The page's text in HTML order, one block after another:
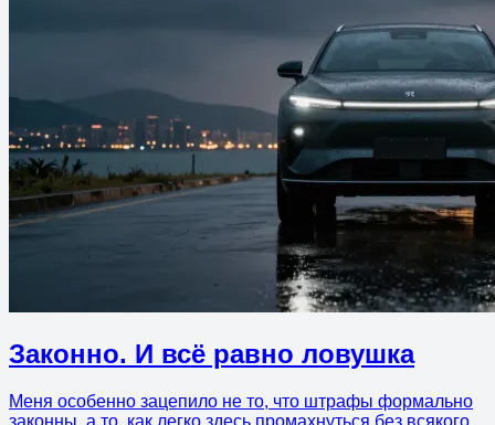
Законно. И всё равно ловушка
Меня особенно зацепило не то, что штрафы формально
законны, а то, как легко здесь промахнуться без всякого